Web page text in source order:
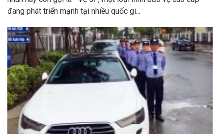
đang phát triển mạnh tại nhiều quốc gi...